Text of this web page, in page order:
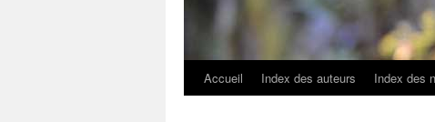
Accueil Index des auteurs Index des